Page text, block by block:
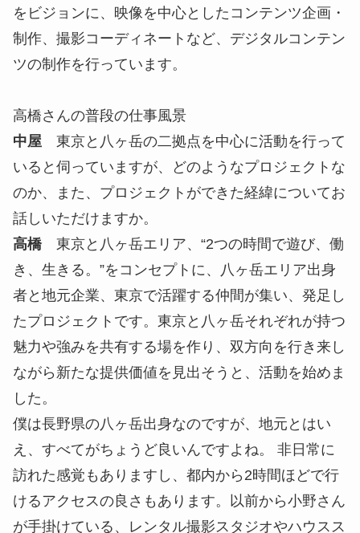
をビジョンに、映像を中心としたコンテンツ企画・
制作、撮影コーディネートなど、デジタルコンテン
ツの制作を行っています。
高橋さんの普段の仕事風景
中屋東京と八ヶ岳の二拠点を中心に活動を行って
いると伺っていますが、どのようなプロジェクトな
のか、また、プロジェクトができた経緯についてお
話しいただけますか。
高橋東京と八ヶ岳エリア、“2つの時間で遊び、働
き、生きる。”をコンセプトに、八ヶ岳エリア出身
者と地元企業、東京で活躍する仲間が集い、発足し